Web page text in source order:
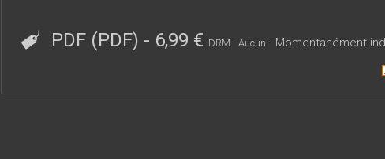
PDF (PDF) - 6,99 € DRM - Aucun - Momentanément